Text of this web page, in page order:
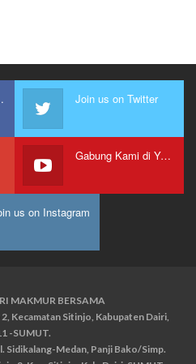
kami Join us on Twitter
Gabung Kami di Youtube
us on Instagram
MAKMUR BERSAMA
Kecamatan Sitinjo, Kabupaten Dairi,
-SUMUT.
Sidikalang-Medan, Panji Bako/Simp.